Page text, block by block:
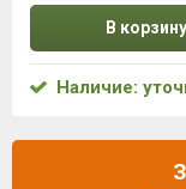
В корзину
Наличие: